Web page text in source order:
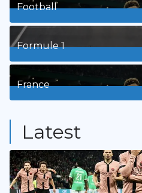
Football
8
Formule 1
3
France
Latest